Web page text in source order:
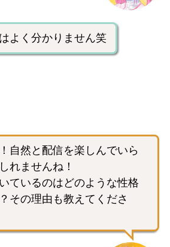
よく分かりません笑
自然と配信を楽しんでいら
れませんね！
ているのはどのような性格
その理由も教えてくださ